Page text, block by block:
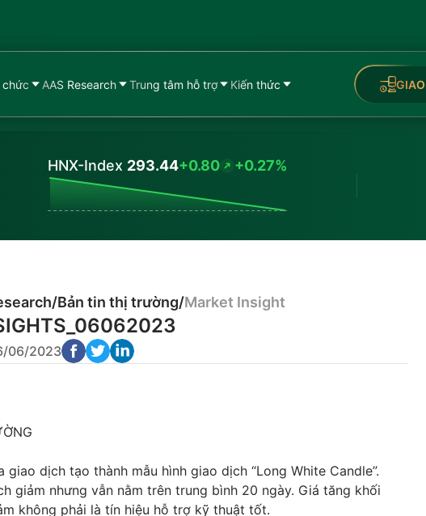
chức AAS Research Trung tâm hỗ trợ Kiến thức
HNX-Index 293.44+0.80 +0.27%
/Bản tin thị trường/Market Insight
06/2023
giao dịch tạo thành mẫu hình giao dịch “Long White Candle”.
giảm nhưng vẫn nằm trên trung bình 20 ngày. Giá tăng khối
không phải là tín hiệu hỗ trợ kỹ thuật tốt.